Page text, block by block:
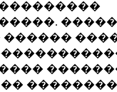
������
��������